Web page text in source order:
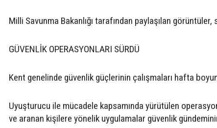
Milli Savunma Bakanlığı tarafından paylaşılan
GÜVENLİK OPERASYONLARI SÜRDÜ
Kent genelinde güvenlik güçlerinin çalışmaları hafta
Uyuşturucu ile mücadele kapsamında yürütülen
ve aranan kişilere yönelik uygulamalar güvenlik